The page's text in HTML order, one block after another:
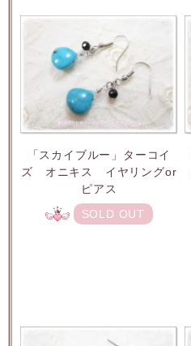
「スカイブルー」ターコイ
ズ オニキス イヤリングor
ピアス
SOLD OUT